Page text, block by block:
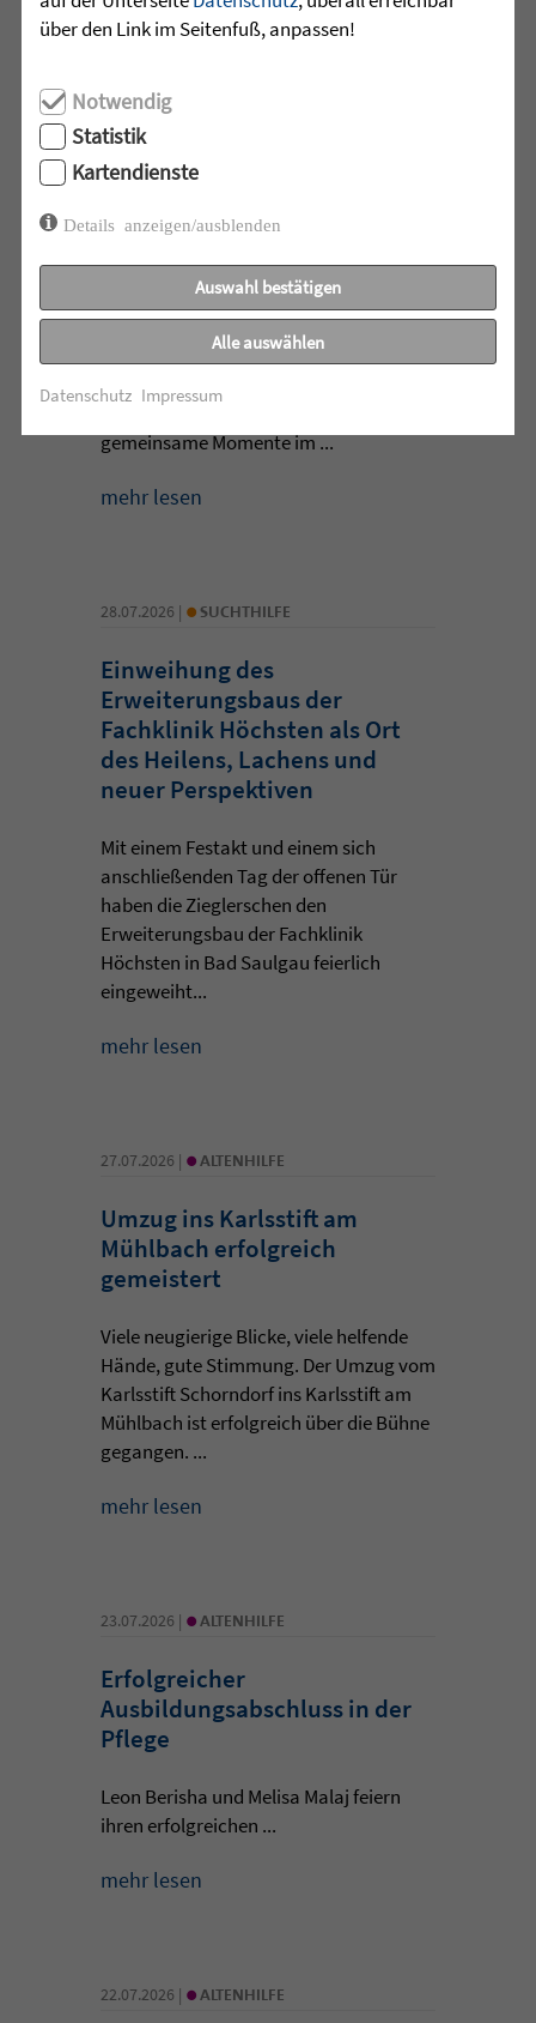
außergewöhnliches Zirkusprojekt mit
dem Zirkus ZappZarap aus Leverkusen
mehr lesen
28.07.2026 |•ALTENHILFE
Zeit füreinander
Beim Klientencafé der Diakonie-
Sozialstation Mössingen standen
Begegnungen, Gespräche und
gemeinsame Momente im ...
mehr lesen
28.07.2026 | • SUCHTHILFE
Einweihung des
Erweiterungsbaus der
Fachklinik Höchsten als Ort
des Heilens, Lachens und
neuer Perspektiven
Mit einem Festakt und einem sich
anschließenden Tag der offenen Tür
haben die Zieglerschen den
Erweiterungsbau der Fachklinik
Höchsten in Bad Saulgau feierlich
eingeweiht...
mehr lesen
27.07.2026 | • ALTENHILFE
Umzug ins Karlsstift am
Mühlbach erfolgreich
gemeistert
Viele neugierige Blicke, viele helfende
Hände, gute Stimmung. Der Umzug vom
Karlsstift Schorndorf ins Karlsstift am
Mühlbach ist erfolgreich über die Bühne
gegangen. ...
mehr lesen
23.07.2026 | • ALTENHILFE
Erfolgreicher
Ausbildungsabschluss in der
Pflege
Leon Berisha und Melisa Malaj feiern
ihren erfolgreichen ...
mehr lesen
22.07.2026 | • ALTENHILFE
über den Link im Seitenfuß, anpassen!
Notwendig
Statistik
Kartendienste
Details anzeigen/ausblenden
Auswahl bestätigen
Alle auswählen
Datenschutz Impressum